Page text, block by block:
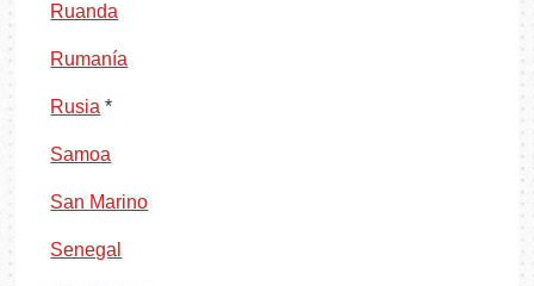
Ruanda
Rumanía
Rusia *
Samoa
San Marino
Senegal